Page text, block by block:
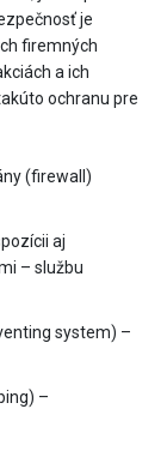
je
firemných
a ich
ochranu pre
(firewall)
aj
– službu
system) –
–